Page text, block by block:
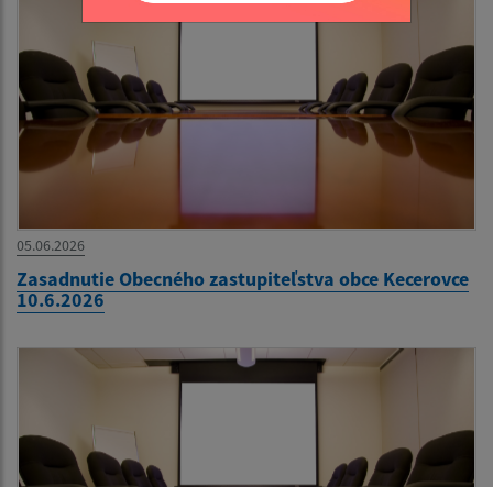
05.06.2026
Zasadnutie Obecného zastupiteľstva obce Kecerovce
10.6.2026